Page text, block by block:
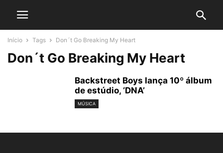
Início Tags Don´t Go Breaking My Heart
Don´t Go Breaking My Heart
Backstreet Boys lança 10º álbum
de estúdio, ‘DNA’
MÚSICA